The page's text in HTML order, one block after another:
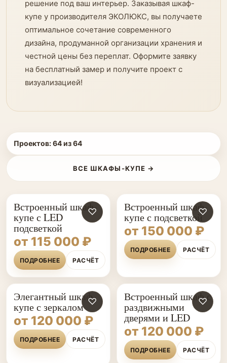
решение под ваш интерьер. Заказывая шкаф-
купе у производителя ЭКОЛЮКС, вы получаете
оптимальное сочетание современного
дизайна, продуманной организации хранения и
честной цены без переплат. Оформите заявку
на бесплатный замер и получите проект с
визуализацией!
Проектов:64из64
ВСЕ ШКАФЫ-КУПЕ →
♡
Встроенный шкаф-
купе с LED
подсветкой
от 115 000 ₽
ПОДРОБНЕЕ РАСЧЁТ
♡
Встроенный шкаф-
купе с подсветкой
от 150 000 ₽
ПОДРОБНЕЕ РАСЧЁТ
♡
Элегантный шкаф-
купе с зеркалом
от 120 000 ₽
ПОДРОБНЕЕ РАСЧЁТ
♡
Встроенный шкаф с
раздвижными
дверями и LED
от 120 000 ₽
ПОДРОБНЕЕ РАСЧЁТ